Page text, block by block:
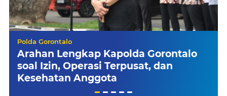
Polda Gorontalo
Arahan Lengkap Kapolda Gorontalo
soal Izin, Operasi Terpusat, dan
Kesehatan Anggota